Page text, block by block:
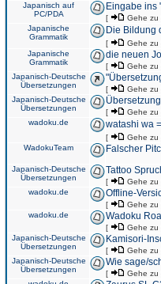
Japanisch auf
PC/PDA
Eingabe ins
[ Gehe zu
Japanische
Grammatik
Die Bildung
[ Gehe zu
Japanische
Grammatik
die neuen
[ Gehe zu
Japanisch-Deutsche
Übersetzungen
[ Gehe zu
Japanisch-Deutsche
Übersetzungen
[ Gehe zu
wadoku.de
watashi wa
[ Gehe zu
WadokuTeam
Falscher
Japanisch-Deutsche
Übersetzungen
Tattoo
[ Gehe zu
wadoku.de
Offline-
[ Gehe zu
wadoku.de
Wadoku
[ Gehe zu
Japanisch-Deutsche
Übersetzungen
Kamisori-
[ Gehe zu
Japanisch-Deutsche
Übersetzungen
Wie sage/
[ Gehe zu